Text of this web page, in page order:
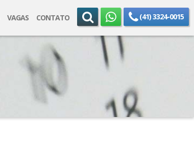
VAGAS CONTATO (41) 3324-0015